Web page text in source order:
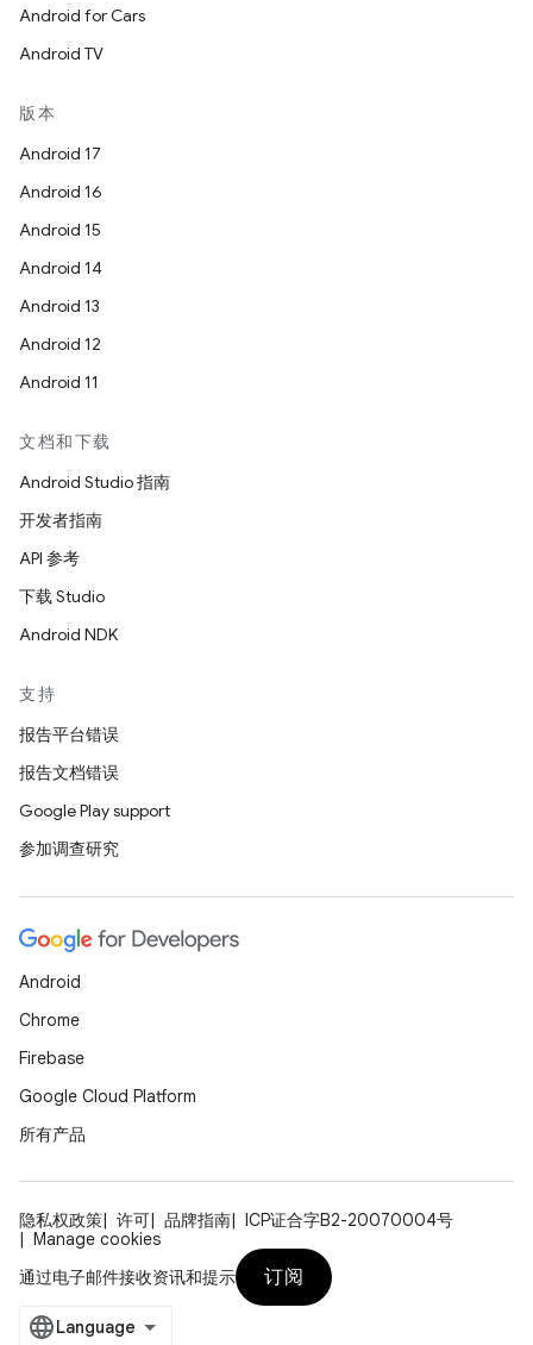
Android for Cars
Android TV
版本
Android 17
Android 16
Android 15
Android 14
Android 13
Android 12
Android 11
文档和下载
Android Studio 指南
开发者指南
API 参考
下载 Studio
Android NDK
支持
报告平台错误
报告文档错误
Google Play support
参加调查研究
Android
Chrome
Firebase
Google Cloud Platform
所有产品
隐私权政策 许可 品牌指南
ICP证合字B2-20070004号
Manage cookies
通过电子邮件接收资讯和提示
订阅